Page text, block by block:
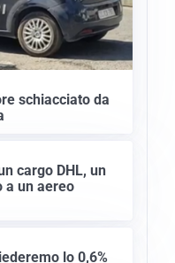
schiacciato da
cargo DHL, un
a un aereo
lo 0,6%